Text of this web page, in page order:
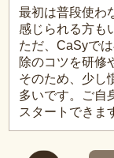
最初は普段使わ
感じられる方も
ただ、CaSyで
除のコツを研修
そのため、少し
多いです。ご自
スタートできま